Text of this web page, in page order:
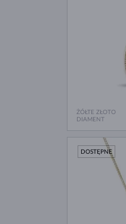
ŻÓŁTE ZŁOTO
DIAMENT
DOSTĘPNE